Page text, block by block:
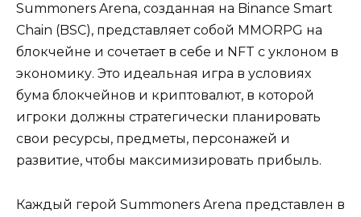
Summoners Arena, созданная на Binance Smart
Chain (BSC), представляет собой MMORPG на
блокчейне и сочетает в себе и NFT с уклоном в
экономику. Это идеальная игра в условиях
бума блокчейнов и криптовалют, в которой
игроки должны стратегически планировать
свои ресурсы, предметы, персонажей и
развитие, чтобы максимизировать прибыль.
Каждый герой Summoners Arena представлен в